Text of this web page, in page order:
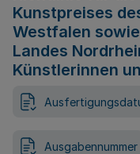
Kunstpreises
Westfalen
Landes
Künstlerinnen
Ausgabennummer